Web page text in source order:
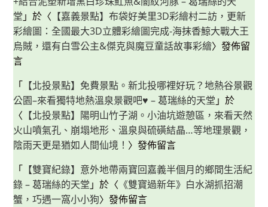
堂 」於〈 【嘉義景點】布袋好美里3D彩繪村二訪，更新
彩繪圖：全國最大3D立體彩繪圖完成-海抹香鯨大戰大王
烏賊，還有白雪公主&傑克與魔豆童話故事彩繪〉發佈留
言
「 【北投景點】免費景點。新北投哪裡好玩？地熱谷景觀
公園–來看獨特地熱溫泉景觀吧♥ – 葛瑞絲的天堂 」於
〈 【北投景點】陽明山竹子湖。小油坑遊憩區，來看天然
火山噴氣孔、崩塌地形、溫泉與硫磺結晶…等地理景觀，
陰雨天更是猶如人間仙境！ 〉發佈留言
「 【雙寶紀錄】意外地帶兩寶回嘉義半個月的鄉間生活紀
錄 – 葛瑞絲的天堂 」於〈 《雙寶過新年》白水湖抓招潮
蟹，巧遇一窩小小狗〉發佈留言